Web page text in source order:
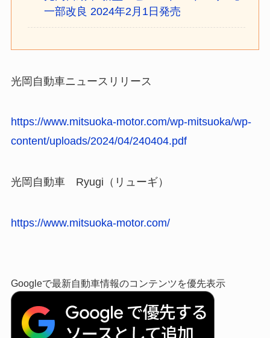
一部改良 2024年2月1日発売
光岡自動車ニュースリリース
https://www.mitsuoka-motor.com/wp-mitsuoka/wp-
content/uploads/2024/04/240404.pdf
光岡自動車 Ryugi（リューギ）
https://www.mitsuoka-motor.com/
Googleで最新自動車情報のコンテンツを優先表示